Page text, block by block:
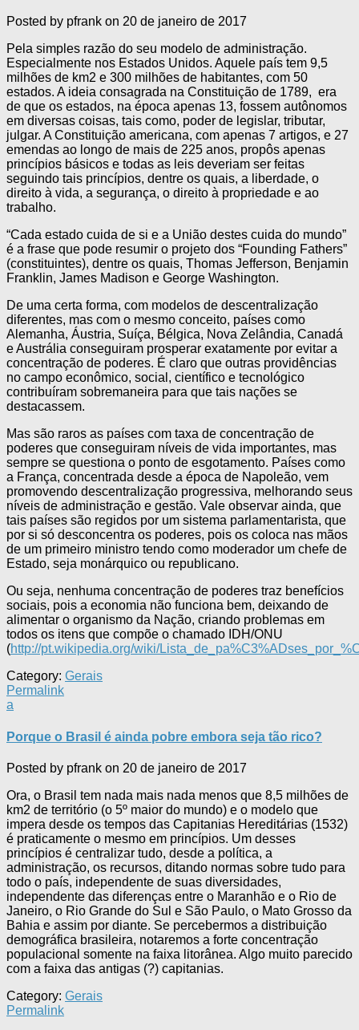
Posted by pfrank on 20 de janeiro de 2017
Pela simples razão do seu modelo de administração.
Especialmente nos Estados Unidos. Aquele país tem 9,5
milhões de km2 e 300 milhões de habitantes, com 50
estados. A ideia consagrada na Constituição de 1789, era
de que os estados, na época apenas 13, fossem autônomos
em diversas coisas, tais como, poder de legislar, tributar,
julgar. A Constituição americana, com apenas 7 artigos, e 27
emendas ao longo de mais de 225 anos, propôs apenas
princípios básicos e todas as leis deveriam ser feitas
seguindo tais princípios, dentre os quais, a liberdade, o
direito à vida, a segurança, o direito à propriedade e ao
trabalho.
“Cada estado cuida de si e a União destes cuida do mundo”
é a frase que pode resumir o projeto dos “Founding Fathers”
(constituintes), dentre os quais, Thomas Jefferson, Benjamin
Franklin, James Madison e George Washington.
De uma certa forma, com modelos de descentralização
diferentes, mas com o mesmo conceito, países como
Alemanha, Áustria, Suíça, Bélgica, Nova Zelândia, Canadá
e Austrália conseguiram prosperar exatamente por evitar a
concentração de poderes. É claro que outras providências
no campo econômico, social, científico e tecnológico
contribuíram sobremaneira para que tais nações se
destacassem.
Mas são raros as países com taxa de concentração de
poderes que conseguiram níveis de vida importantes, mas
sempre se questiona o ponto de esgotamento. Países como
a França, concentrada desde a época de Napoleão, vem
promovendo descentralização progressiva, melhorando seus
níveis de administração e gestão. Vale observar ainda, que
tais países são regidos por um sistema parlamentarista, que
por si só desconcentra os poderes, pois os coloca nas mãos
de um primeiro ministro tendo como moderador um chefe de
Estado, seja monárquico ou republicano.
Ou seja, nenhuma concentração de poderes traz benefícios
sociais, pois a economia não funciona bem, deixando de
alimentar o organismo da Nação, criando problemas em
todos os itens que compõe o chamado IDH/ONU
(http://pt.wikipedia.org/wiki/
Category: Gerais
Permalink
a
Porque o Brasil é ainda pobre embora seja tão rico?
Posted by pfrank on 20 de janeiro de 2017
Ora, o Brasil tem nada mais nada menos que 8,5 milhões de
km2 de território (o 5º maior do mundo) e o modelo que
impera desde os tempos das Capitanias Hereditárias (1532)
é praticamente o mesmo em princípios. Um desses
princípios é centralizar tudo, desde a política, a
administração, os recursos, ditando normas sobre tudo para
todo o país, independente de suas diversidades,
independente das diferenças entre o Maranhão e o Rio de
Janeiro, o Rio Grande do Sul e São Paulo, o Mato Grosso da
Bahia e assim por diante. Se percebermos a distribuição
demográfica brasileira, notaremos a forte concentração
populacional somente na faixa litorânea. Algo muito parecido
com a faixa das antigas (?) capitanias.
Category: Gerais
Permalink